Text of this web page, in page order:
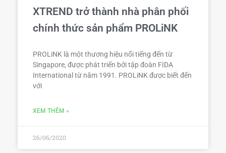
XTREND trở thành nhà phân phối
chính thức sản phẩm PROLiNK
PROLiNK là một thương hiệu nổi tiếng đến từ
Singapore, được phát triển bởi tập đoàn FIDA
International từ năm 1991. PROLiNK được biết đến
với
XEM THÊM »
26/06/2020